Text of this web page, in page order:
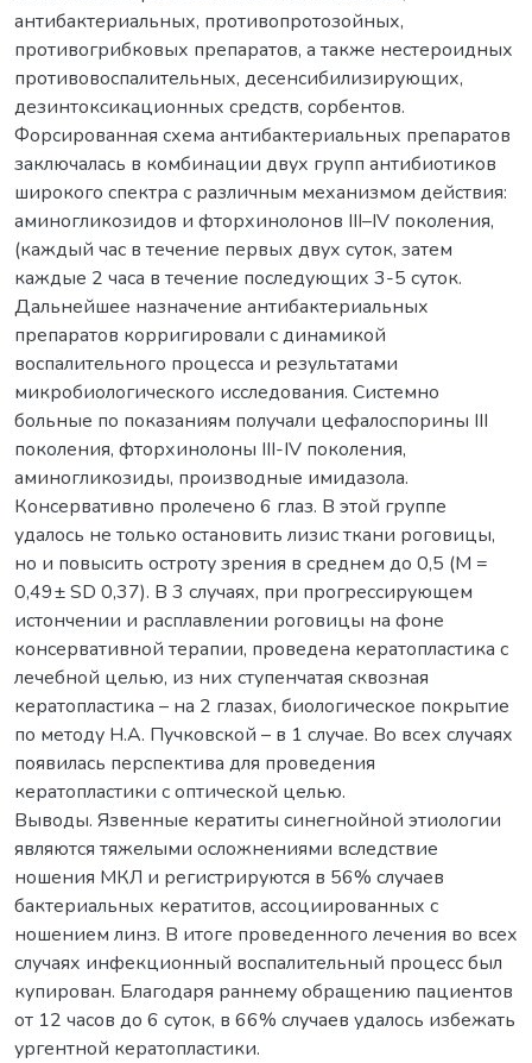
антибактериальных, противопротозойных,
противогрибковых препаратов, а также нестероидных
противовоспалительных, десенсибилизирующих,
дезинтоксикационных средств, сорбентов.
Форсированная схема антибактериальных препаратов
заключалась в комбинации двух групп антибиотиков
широкого спектра с различным механизмом действия:
аминогликозидов и фторхинолонов III–IV поколения,
(каждый час в течение первых двух суток, затем
каждые 2 часа в течение последующих 3-5 суток.
Дальнейшее назначение антибактериальных
препаратов корригировали с динамикой
воспалительного процесса и результатами
микробиологического исследования. Системно
больные по показаниям получали цефалоспорины III
поколения, фторхинолоны III-IV поколения,
аминогликозиды, производные имидазола.
Консервативно пролечено 6 глаз. В этой группе
удалось не только остановить лизис ткани роговицы,
но и повысить остроту зрения в среднем до 0,5 (M =
0,49± SD 0,37). В 3 случаях, при прогрессирующем
истончении и расплавлении роговицы на фоне
консервативной терапии, проведена кератопластика с
лечебной целью, из них ступенчатая сквозная
кератопластика – на 2 глазах, биологическое покрытие
по методу Н.А. Пучковской – в 1 случае. Во всех случаях
появилась перспектива для проведения
кератопластики с оптической целью.
Выводы. Язвенные кератиты синегнойной этиологии
являются тяжелыми осложнениями вследствие
ношения МКЛ и регистрируются в 56% случаев
бактериальных кератитов, ассоциированных с
ношением линз. В итоге проведенного лечения во всех
случаях инфекционный воспалительный процесс был
купирован. Благодаря раннему обращению пациентов
от 12 часов до 6 суток, в 66% случаев удалось избежать
ургентной кератопластики.